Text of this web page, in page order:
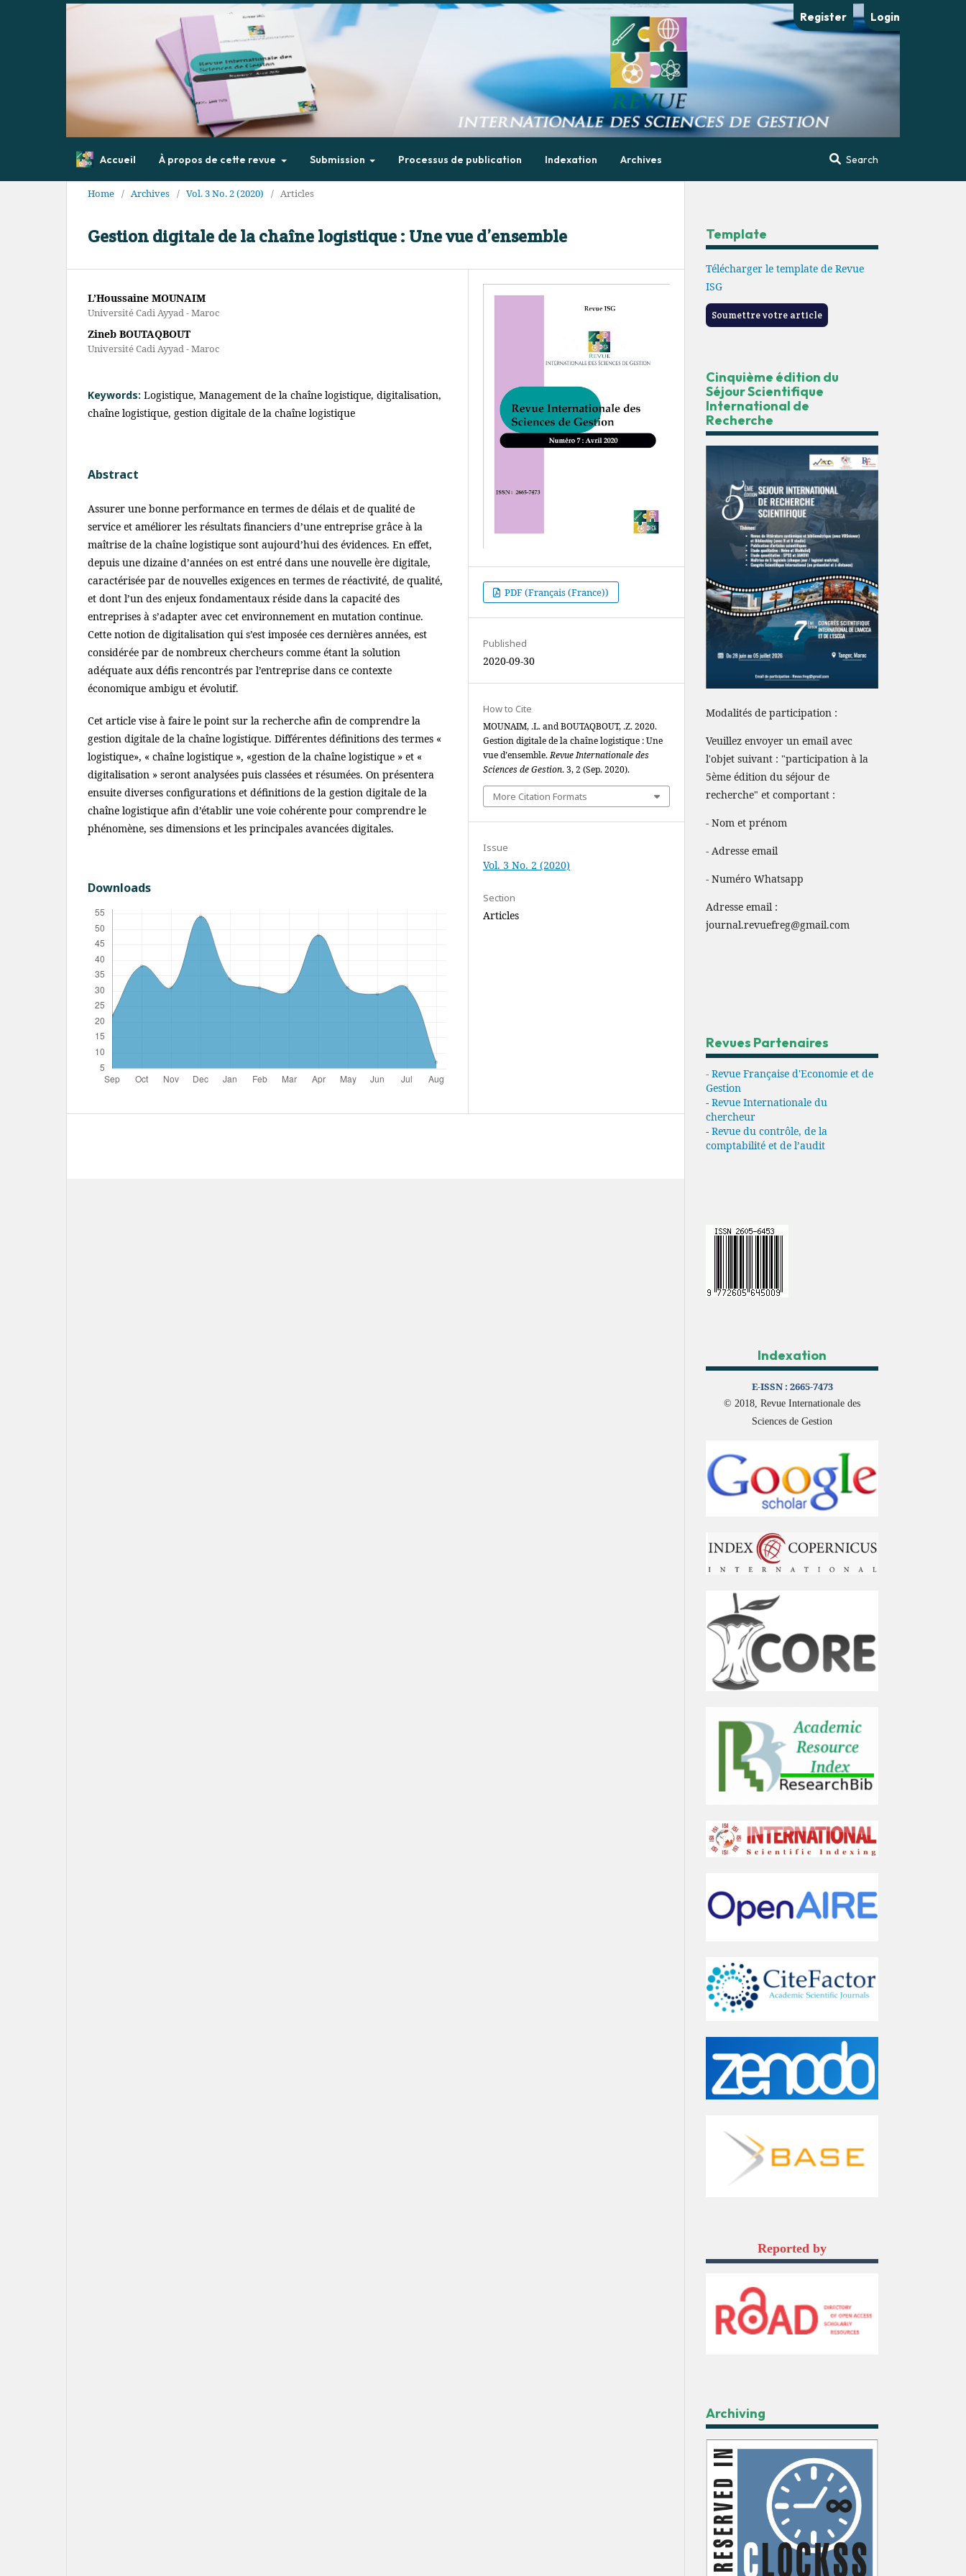
Accueil À propos de cette revue Submission Processus de publication Indexation Archives Search
Register Login
Home / Archives / Vol. 3 No. 2 (2020) / Articles
Gestion digitale de la chaîne logistique : Une vue d’ensemble
L’Houssaine MOUNAIM
Université Cadi Ayyad - Maroc
Zineb BOUTAQBOUT
Université Cadi Ayyad - Maroc
Keywords: Logistique, Management de la chaîne logistique, digitalisation,
chaîne logistique, gestion digitale de la chaîne logistique
Abstract
Assurer une bonne performance en termes de délais et de qualité de
service et améliorer les résultats financiers d’une entreprise grâce à la
maîtrise de la chaîne logistique sont aujourd’hui des évidences. En effet,
depuis une dizaine d’années on est entré dans une nouvelle ère digitale,
caractérisée par de nouvelles exigences en termes de réactivité, de qualité,
et dont l’un des enjeux fondamentaux réside dans la capacité des
entreprises à s’adapter avec cet environnement en mutation continue.
Cette notion de digitalisation qui s’est imposée ces dernières années, est
considérée par de nombreux chercheurs comme étant la solution
adéquate aux défis rencontrés par l’entreprise dans ce contexte
économique ambigu et évolutif.
Cet article vise à faire le point sur la recherche afin de comprendre la
gestion digitale de la chaîne logistique. Différentes définitions des termes «
logistique», « chaîne logistique », «gestion de la chaîne logistique » et «
digitalisation » seront analysées puis classées et résumées. On présentera
ensuite diverses configurations et définitions de la gestion digitale de la
chaîne logistique afin d’établir une voie cohérente pour comprendre le
phénomène, ses dimensions et les principales avancées digitales.
Downloads
PDF (Français (France))
Published
2020-09-30
How to Cite
MOUNAIM, .L. and BOUTAQBOUT, .Z. 2020.
Gestion digitale de la chaîne logistique : Une
vue d’ensemble.Revue Internationale des
Sciences de Gestion. 3, 2 (Sep. 2020).
More Citation Formats
Issue
Vol. 3 No. 2 (2020)
Section
Articles
Template
Télécharger le template de Revue
ISG
Soumettre votre article
Cinquième édition du
Séjour Scientifique
International de
Recherche
Modalités de participation :
Veuillez envoyer un email avec
l'objet suivant : "participation à la
5ème édition du séjour de
recherche" et comportant :
- Nom et prénom
- Adresse email
- Numéro Whatsapp
Adresse email :
journal.revuefreg@gmail.com
Revues Partenaires
- Revue Française d'Economie et de
Gestion
- Revue Internationale du
chercheur
- Revue du contrôle, de la
comptabilité et de l’audit
Indexation
E-ISSN : 2665-7473
© 2018, Revue Internationale des
Sciences de Gestion
Reported by
Archiving